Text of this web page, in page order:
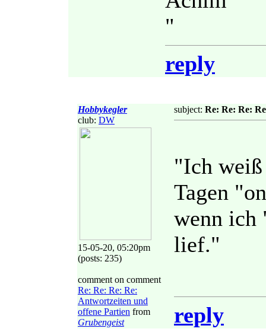
"
reply
Hobbykegler
club: DW
15-05-20, 05:20pm
(posts: 235)
comment on comment
Re: Re: Re: Re:
Antwortzeiten und
offene Partien from
Grubengeist
subject: Re: Re: Re:
"Ich
Tagen
wenn ich
lief."
reply